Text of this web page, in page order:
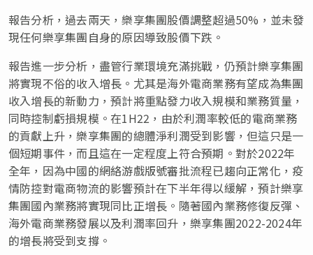
報告分析，過去兩天，樂享集團股價調整超過50%，並未發
現任何樂享集團自身的原因導致股價下跌。
報告進一步分析，盡管行業環境充滿挑戰，仍預計樂享集團
將實現不俗的收入增長。尤其是海外電商業務有望成為集團
收入增長的新動力，預計將重點發力收入規模和業務質量，
同時控制虧損規模。在1H22，由於利潤率較低的電商業務
的貢獻上升，樂享集團的總體淨利潤受到影響，但這只是一
個短期事件，而且這在一定程度上符合預期。對於2022年
全年，因為中國的網絡游戲版號審批流程已趨向正常化，疫
情防控對電商物流的影響預計在下半年得以緩解，預計樂享
集團國內業務將實現同比正增長。隨著國內業務修復反彈、
海外電商業務發展以及利潤率回升，樂享集團2022-2024年
的增長將受到支撐。